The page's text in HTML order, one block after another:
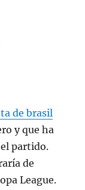
de brasil
y que ha
partido.
de
League.